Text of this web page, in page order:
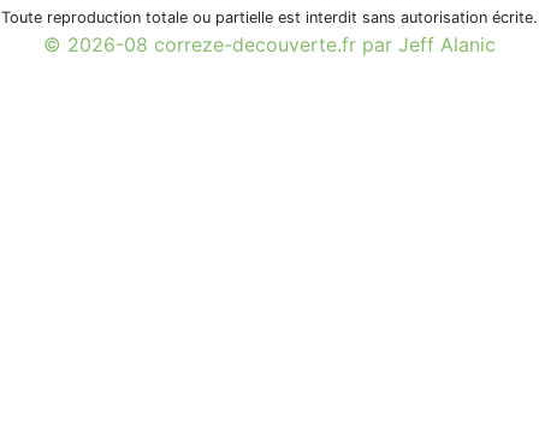
Toute reproduction totale ou partielle est interdit sans autorisation écrite.
© 2026-08 correze-decouverte.fr par Jeff Alanic